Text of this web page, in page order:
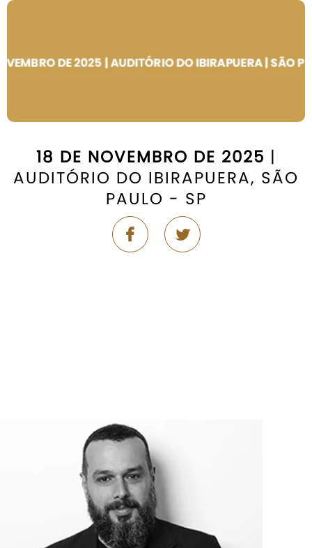
18 DE NOVEMBRO DE 2025 |
AUDITÓRIO DO IBIRAPUERA, SÃO
PAULO - SP